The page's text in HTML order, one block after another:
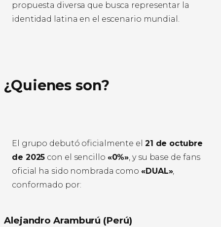
propuesta diversa que busca representar la
identidad latina en el escenario mundial.
¿Quienes son?
El grupo debutó oficialmente el 21 de octubre
de 2025 con el sencillo «0%», y su base de fans
oficial ha sido nombrada como «DUAL»,
conformado por:
Alejandro Aramburú (Perú)